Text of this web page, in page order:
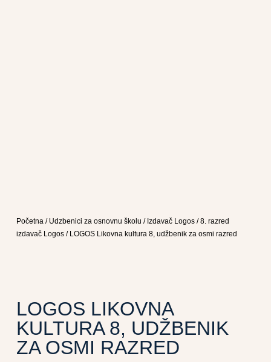
Početna / Udzbenici za osnovnu školu / Izdavač Logos/8. razred
izdavač Logos/ LOGOS Likovna kultura 8, udžbenik za osmi razred
LOGOS LIKOVNA
KULTURA 8, UDŽBENIK
ZA OSMI RAZRED